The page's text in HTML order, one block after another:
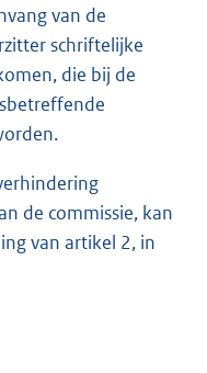
van de
schriftelijke
die bij de
de commissie, kan
van artikel 2, in